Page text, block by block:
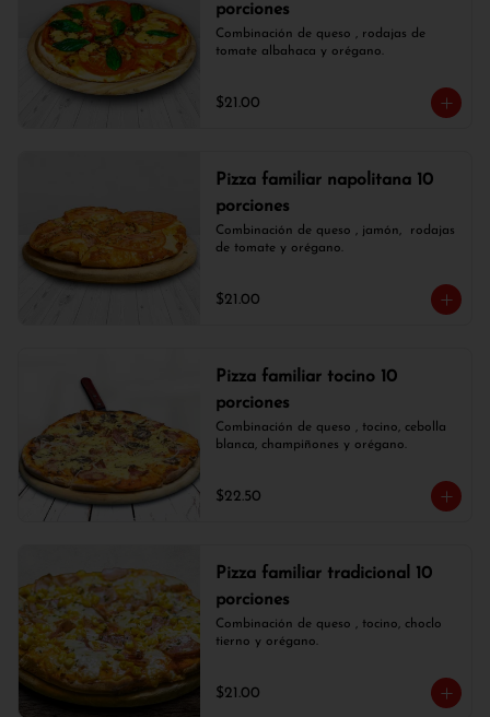
porciones
Combinación de queso , rodajas de
tomate albahaca y orégano.
$21.00
Pizza familiar napolitana 10
porciones
Combinación de queso , jamón,  rodajas
de tomate y orégano.
$21.00
Pizza familiar tocino 10
porciones
Combinación de queso , tocino, cebolla
blanca, champiñones y orégano.
$22.50
Pizza familiar tradicional 10
porciones
Combinación de queso , tocino, choclo
tierno y orégano.
$21.00